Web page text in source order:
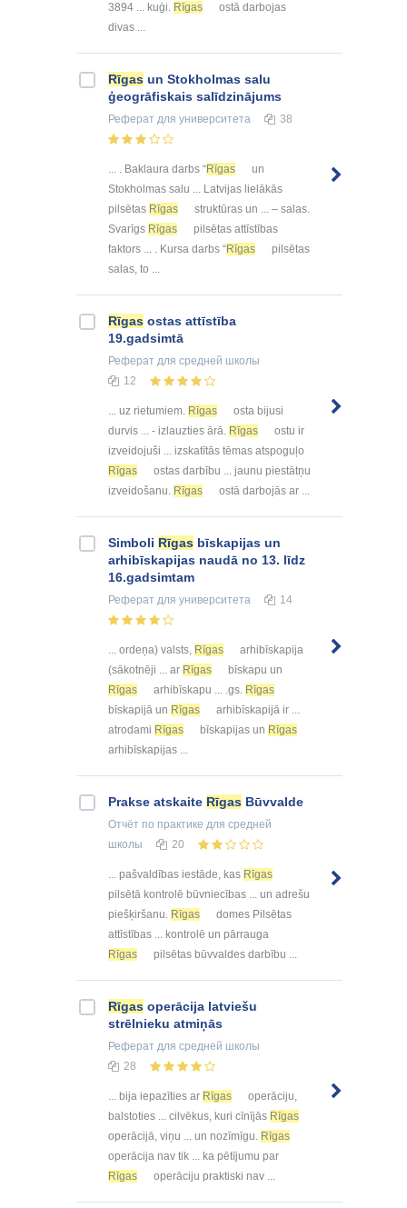
3894 ... kuģi. Rīgas
ostā darbojas
divas ...
Rīgas un Stokholmas salu
ģeogrāfiskais salīdzinājums
Реферат для университета 38
... . Baklaura darbs “Rīgas
un
Stokholmas salu ... Latvijas lielākās
pilsētas Rīgas
struktūras un ... – salas.
Svarīgs Rīgas
pilsētas attīstības
faktors ... . Kursa darbs “Rīgas
pilsētas
salas, to ...
Rīgas ostas attīstība
19.gadsimtā
Реферат для средней школы
12
... uz rietumiem. Rīgas
osta bijusi
durvis ... - izlauzties ārā. Rīgas
ostu ir
izveidojuši ... izskatītās tēmas atspoguļo
Rīgas
ostas darbību ... jaunu piestātņu
izveidošanu. Rīgas ostā darbojās ar ...
Simboli Rīgas bīskapijas un
arhibīskapijas naudā no 13. līdz
16.gadsimtam
Реферат для университета 14
... ordeņa) valsts, Rīgas
arhibīskapija
(sākotnēji ... ar Rīgas
bīskapu un
Rīgas
arhibīskapu ... .gs. Rīgas
bīskapijā un Rīgas
arhibīskapijā ir ...
atrodami Rīgas bīskapijas un Rīgas
arhibīskapijas ...
Prakse atskaite Rīgas Būvvalde
Отчёт по практике для средней
школы
20
... pašvaldības iestāde, kas Rīgas
pilsētā kontrolē būvniecības ... un adrešu
piešķiršanu. Rīgas
domes Pilsētas
attīstības ... kontrolē un pārrauga
Rīgas
pilsētas būvvaldes darbību ...
Rīgas operācija latviešu
strēlnieku atmiņās
Реферат для средней школы
28
... bija iepazīties ar Rīgas
operāciju,
balstoties ... cilvēkus, kuri cīnījās Rīgas
operācijā, viņu ... un nozīmīgu. Rīgas
operācija nav tik ... ka pētījumu par
Rīgas
operāciju praktiski nav ...